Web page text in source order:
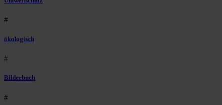
#
ökologisch
#
Bilderbuch
#